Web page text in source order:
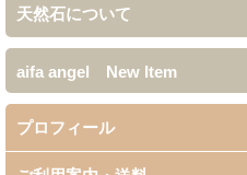
天然石について
aifa angel New Item
プロフィール